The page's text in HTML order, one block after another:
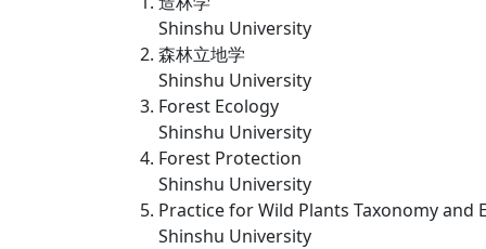
Shinshu University
森林立地学
Shinshu University
Forest Ecology
Shinshu University
Forest Protection
Shinshu University
Practice for Wild Plants Taxonomy and
Shinshu University